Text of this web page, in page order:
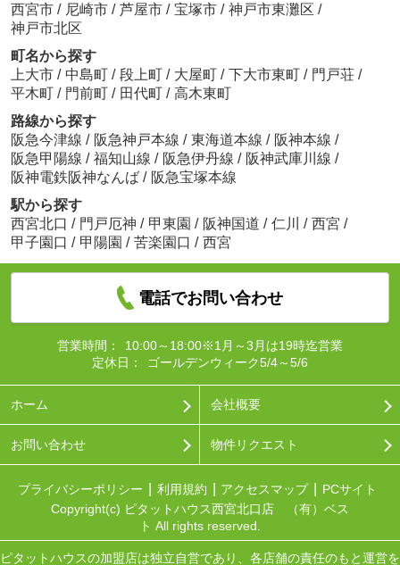
西宮市 / 尼崎市 / 芦屋市 / 宝塚市 / 神戸市東灘区 /
神戸市北区
町名から探す
上大市 / 中島町 / 段上町 / 大屋町 / 下大市東町 / 門戸荘 /
平木町 / 門前町 / 田代町 / 高木東町
路線から探す
阪急今津線 / 阪急神戸本線 / 東海道本線 / 阪神本線 /
阪急甲陽線 / 福知山線 / 阪急伊丹線 / 阪神武庫川線 /
阪神電鉄阪神なんば / 阪急宝塚本線
駅から探す
西宮北口 / 門戸厄神 / 甲東園 / 阪神国道 / 仁川 / 西宮 /
甲子園口 / 甲陽園 / 苦楽園口 / 西宮
電話でお問い合わせ
営業時間：
10:00～18:00※1月～3月は19時迄営業
定休日：
ゴールデンウィーク5/4～5/6
ホーム 会社概要
お問い合わせ 物件リクエスト
プライバシーポリシー 利用規約 アクセスマップ
PCサイト
Copyright(c) ピタットハウス西宮北口店 （有）ベス
ト All rights reserved.
ピタットハウスの加盟店は独立自営であり、各店舗の責任のもと運営を